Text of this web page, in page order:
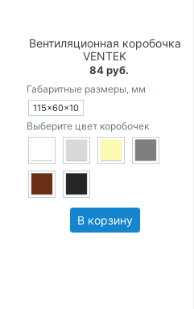
Вентиляционная коробочка
VENTEK
84 руб.
Габаритные размеры, мм
115×60×10
Выберите цвет коробочек
В корзину